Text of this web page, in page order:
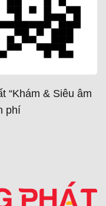
“Khám & Siêu âm
phí